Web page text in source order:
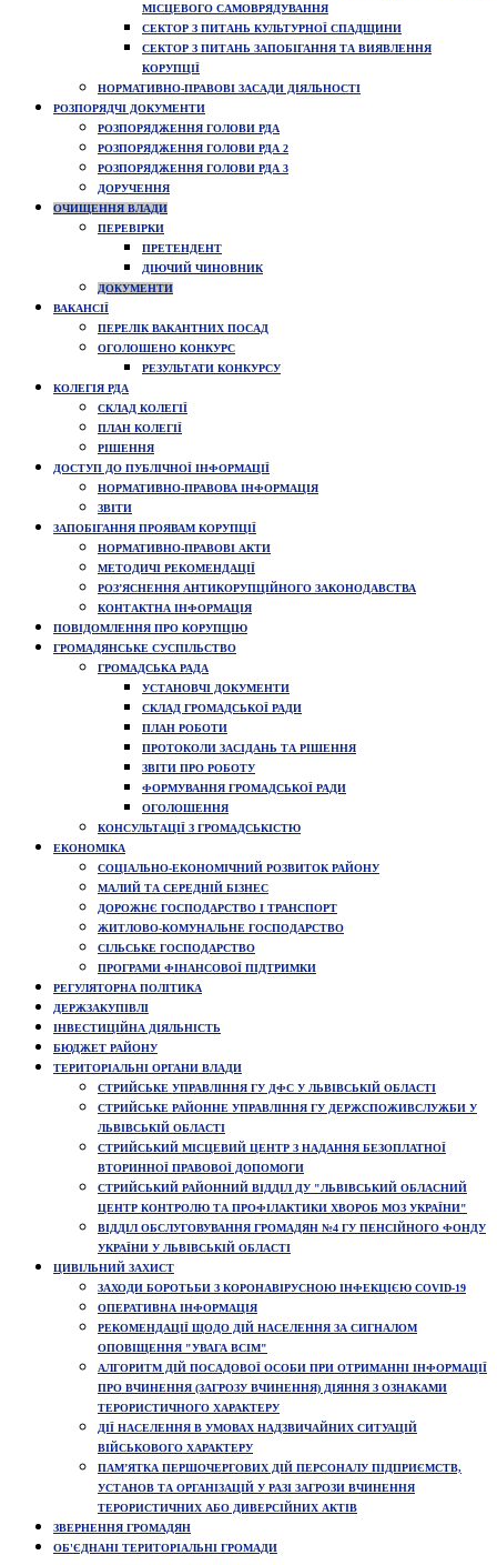
МІСЦЕВОГО САМОВРЯДУВАННЯ
СЕКТОР З ПИТАНЬ КУЛЬТУРНОЇ СПАДЩИНИ
СЕКТОР З ПИТАНЬ ЗАПОБІГАННЯ ТА ВИЯВЛЕННЯ
КОРУПЦІЇ
НОРМАТИВНО-ПРАВОВІ ЗАСАДИ ДІЯЛЬНОСТІ
РОЗПОРЯДЧІ ДОКУМЕНТИ
РОЗПОРЯДЖЕННЯ ГОЛОВИ РДА
РОЗПОРЯДЖЕННЯ ГОЛОВИ РДА 2
РОЗПОРЯДЖЕННЯ ГОЛОВИ РДА 3
ДОРУЧЕННЯ
ОЧИЩЕННЯ ВЛАДИ
ПЕРЕВІРКИ
ПРЕТЕНДЕНТ
ДІЮЧИЙ ЧИНОВНИК
ДОКУМЕНТИ
ВАКАНСІЇ
ПЕРЕЛІК ВАКАНТНИХ ПОСАД
ОГОЛОШЕНО КОНКУРС
РЕЗУЛЬТАТИ КОНКУРСУ
КОЛЕГІЯ РДА
СКЛАД КОЛЕГІЇ
ПЛАН КОЛЕГІЇ
РІШЕННЯ
ДОСТУП ДО ПУБЛІЧНОЇ ІНФОРМАЦІЇ
НОРМАТИВНО-ПРАВОВА ІНФОРМАЦІЯ
ЗВІТИ
ЗАПОБІГАННЯ ПРОЯВАМ КОРУПЦІЇ
НОРМАТИВНО-ПРАВОВІ АКТИ
МЕТОДИЧІ РЕКОМЕНДАЦІЇ
РОЗ’ЯСНЕННЯ АНТИКОРУПЦІЙНОГО ЗАКОНОДАВСТВА
КОНТАКТНА ІНФОРМАЦІЯ
ПОВІДОМЛЕННЯ ПРО КОРУПЦІЮ
ГРОМАДЯНСЬКЕ СУСПІЛЬСТВО
ГРОМАДСЬКА РАДА
УСТАНОВЧІ ДОКУМЕНТИ
СКЛАД ГРОМАДСЬКОЇ РАДИ
ПЛАН РОБОТИ
ПРОТОКОЛИ ЗАСІДАНЬ ТА РІШЕННЯ
ЗВІТИ ПРО РОБОТУ
ФОРМУВАННЯ ГРОМАДСЬКОЇ РАДИ
ОГОЛОШЕННЯ
КОНСУЛЬТАЦІЇ З ГРОМАДСЬКІСТЮ
ЕКОНОМІКА
СОЦІАЛЬНО-ЕКОНОМІЧНИЙ РОЗВИТОК РАЙОНУ
МАЛИЙ ТА СЕРЕДНІЙ БІЗНЕС
ДОРОЖНЄ ГОСПОДАРСТВО І ТРАНСПОРТ
ЖИТЛОВО-КОМУНАЛЬНЕ ГОСПОДАРСТВО
СІЛЬСЬКЕ ГОСПОДАРСТВО
ПРОГРАМИ ФІНАНСОВОЇ ПІДТРИМКИ
РЕГУЛЯТОРНА ПОЛІТИКА
ДЕРЖЗАКУПІВЛІ
ІНВЕСТИЦІЙНА ДІЯЛЬНІСТЬ
БЮДЖЕТ РАЙОНУ
ТЕРИТОРІАЛЬНІ ОРГАНИ ВЛАДИ
СТРИЙСЬКЕ УПРАВЛІННЯ ГУ ДФС У ЛЬВІВСЬКІЙ ОБЛАСТІ
СТРИЙСЬКЕ РАЙОННЕ УПРАВЛІННЯ ГУ ДЕРЖСПОЖИВСЛУЖБИ У
ЛЬВІВСЬКІЙ ОБЛАСТІ
СТРИЙСЬКИЙ МІСЦЕВИЙ ЦЕНТР З НАДАННЯ БЕЗОПЛАТНОЇ
ВТОРИННОЇ ПРАВОВОЇ ДОПОМОГИ
СТРИЙСЬКИЙ РАЙОННИЙ ВІДДІЛ ДУ "ЛЬВІВСЬКИЙ ОБЛАСНИЙ
ЦЕНТР КОНТРОЛЮ ТА ПРОФІЛАКТИКИ ХВОРОБ МОЗ УКРАЇНИ"
ВІДДІЛ ОБСЛУГОВУВАННЯ ГРОМАДЯН №4 ГУ ПЕНСІЙНОГО ФОНДУ
УКРАЇНИ У ЛЬВІВСЬКІЙ ОБЛАСТІ
ЦИВІЛЬНИЙ ЗАХИСТ
ЗАХОДИ БОРОТЬБИ З КОРОНАВІРУСНОЮ ІНФЕКЦІЄЮ COVID-19
ОПЕРАТИВНА ІНФОРМАЦІЯ
РЕКОМЕНДАЦІЇ ЩОДО ДІЙ НАСЕЛЕННЯ ЗА СИГНАЛОМ
ОПОВІЩЕННЯ "УВАГА ВСІМ"
АЛГОРИТМ ДІЙ ПОСАДОВОЇ ОСОБИ ПРИ ОТРИМАННІ ІНФОРМАЦІЇ
ПРО ВЧИНЕННЯ (ЗАГРОЗУ ВЧИНЕННЯ) ДІЯННЯ З ОЗНАКАМИ
ТЕРОРИСТИЧНОГО ХАРАКТЕРУ
ДІЇ НАСЕЛЕННЯ В УМОВАХ НАДЗВИЧАЙНИХ СИТУАЦІЙ
ВІЙСЬКОВОГО ХАРАКТЕРУ
ПАМ’ЯТКА ПЕРШОЧЕРГОВИХ ДІЙ ПЕРСОНАЛУ ПІДПРИЄМСТВ,
УСТАНОВ ТА ОРГАНІЗАЦІЙ У РАЗІ ЗАГРОЗИ ВЧИНЕННЯ
ТЕРОРИСТИЧНИХ АБО ДИВЕРСІЙНИХ АКТІВ
ЗВЕРНЕННЯ ГРОМАДЯН
ОБ'ЄДНАНІ ТЕРИТОРІАЛЬНІ ГРОМАДИ